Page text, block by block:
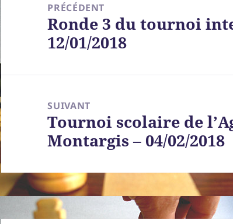
PRÉCÉDENT
Article
précédent :
Ronde 3 du tournoi
12/01/2018
SUIVANT
Article
suivant :
Tournoi scolaire de
Montargis – 04/02/2018